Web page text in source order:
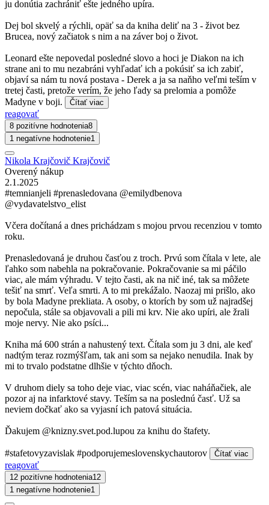
ju donútia zachrániť ešte jedného upíra.
Dej bol skvelý a rýchli, opäť sa da kniha deliť na 3 - život bez
Brucea, nový začiatok s nim a na záver boj o život.
Leonard ešte nepovedal posledné slovo a hoci je Diakon na ich
strane ani to mu nezabráni vyhľadať ich a pokúsiť sa ich zabiť,
objaví sa nám tu nová postava - Derek a ja sa naňho veľmi teším v
tretej časti, pretože verím, že jeho ľady sa prelomia a pomôže
Madyne v boji.
Čítať viac
reagovať
8 pozitívne hodnotenia8
1 negatívne hodnotenie1
Nikola Krajčovič Krajčovič
Overený nákup
2.1.2025
#temnianjeli #prenasledovana @emilydbenova
@vydavatelstvo_elist
Včera dočítaná a dnes prichádzam s mojou prvou recenziou v tomto
roku.
Prenasledovaná je druhou časťou z troch. Prvú som čítala v lete, ale
ľahko som nabehla na pokračovanie. Pokračovanie sa mi páčilo
viac, ale mám výhradu. V tejto časti, ak na nič iné, tak sa môžete
tešiť na smrť. Veľa smrti. A to mi prekážalo. Naozaj mi prišlo, ako
by bola Madyne prekliata. A osoby, o ktorích by som už najradšej
nepočula, stále sa objavovali a pili mi krv. Nie ako upíri, ale žrali
moje nervy. Nie ako psíci...
Kniha má 600 strán a nahustený text. Čítala som ju 3 dni, ale keď
nadtým teraz rozmýšľam, tak ani som sa nejako nenudila. Inak by
mi to trvalo podstatne dlhšie v týchto dňoch.
V druhom diely sa toho deje viac, viac scén, viac naháňačiek, ale
pozor aj na infarktové stavy. Teším sa na poslednú časť. Už sa
neviem dočkať ako sa vyjasní ich patová situácia.
Ďakujem @knizny.svet.pod.lupou za knihu do štafety.
#stafetovyzavislak #podporujemeslovenskychautorov Čítať viac
reagovať
12 pozitívne hodnotenia12
1 negatívne hodnotenie1